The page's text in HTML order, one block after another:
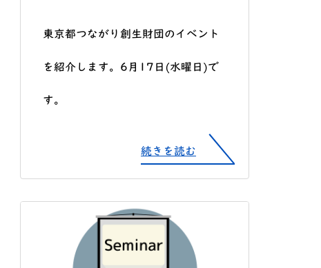
東京都つながり創生財団のイベント
を紹介します。6月17日(水曜日)で
す。
続きを読む